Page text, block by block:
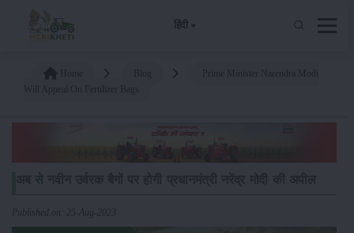
हिंदी
Published on: 25-Aug-2023